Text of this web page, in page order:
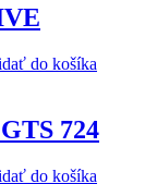
do košíka
724
do košíka